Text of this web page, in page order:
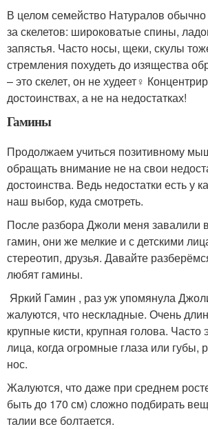
В целом семейство Натуралов обычно
за скелетов: широковатые спины,
запястья. Часто носы, щеки, скулы
стремления похудеть до изящества
– это скелет, он не худеет‍♀️
достоинствах, а не на недостатках!
Гамины
Продолжаем учиться позитивному
обращать внимание не на свои
достоинства. Ведь недостатки есть у
наш выбор, куда смотреть.
После разбора Джоли меня завалили
гамин, они же мелкие и с детскими
стереотип, друзья. Давайте
любят гамины.
Яркий Гамин , раз уж упомянула
жалуются, что нескладные. Очень
крупные кисти, крупная голова. Часто
лица, когда огромные глаза или губы,
нос.
Жалуются, что даже при среднем
быть до 170 см) сложно подбирать
талии все болтается.